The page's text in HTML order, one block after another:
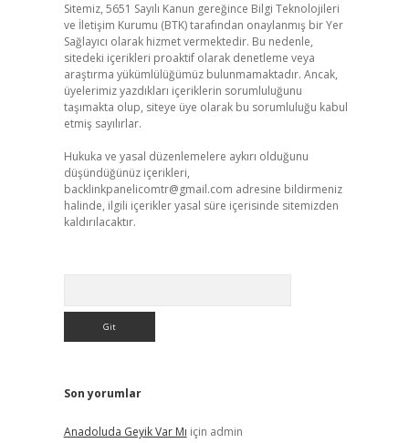
Sitemiz, 5651 Sayılı Kanun gereğince Bilgi Teknolojileri
ve İletişim Kurumu (BTK) tarafından onaylanmış bir Yer
Sağlayıcı olarak hizmet vermektedir. Bu nedenle,
sitedeki içerikleri proaktif olarak denetleme veya
araştırma yükümlülüğümüz bulunmamaktadır. Ancak,
üyelerimiz yazdıkları içeriklerin sorumluluğunu
taşımakta olup, siteye üye olarak bu sorumluluğu kabul
etmiş sayılırlar.
Hukuka ve yasal düzenlemelere aykırı olduğunu
düşündüğünüz içerikleri,
backlinkpanelicomtr@gmail.com adresine bildirmeniz
halinde, ilgili içerikler yasal süre içerisinde sitemizden
kaldırılacaktır.
Son yorumlar
Anadoluda Geyik Var Mı için admin